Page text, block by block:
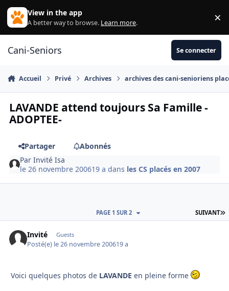
Aller au contenu
View in the app
A better way to browse. Learn more. ×
Cani-Seniors Se connecter
Accueil Privé Archives archives des cani-senioriens
LAVANDE attend toujours Sa Famille -
ADOPTEE-
Partager
Abonnés
ParInvité Isa
le 26 novembre 200619 a dans les CS placés en 2007
SUIVANT
PAGE 1 SUR 2
Invité Guests
Posté(e) le 26 novembre 200619 a
Voici quelques photos de LAVANDE en pleine forme